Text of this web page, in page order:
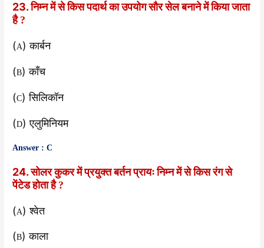
23. निम्न में से किस पदार्थ का उपयोग सौर सेल बनाने में किया जाता
है ?
(A) कार्बन
(B) काँच
(C) सिलिकॉन
(D) एलुमिनियम
Answer : C
24. सोलर कुकर में प्रयुक्त बर्तन प्रायः निम्न में से किस रंग से
पेंटेड होता है ?
(A) श्वेत
(B) काला